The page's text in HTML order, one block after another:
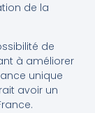
de la
de
à améliorer
unique
avoir un